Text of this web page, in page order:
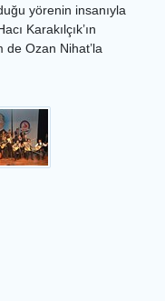
yörenin insanıyla
Karakılçık’ın
de Ozan Nihat’la